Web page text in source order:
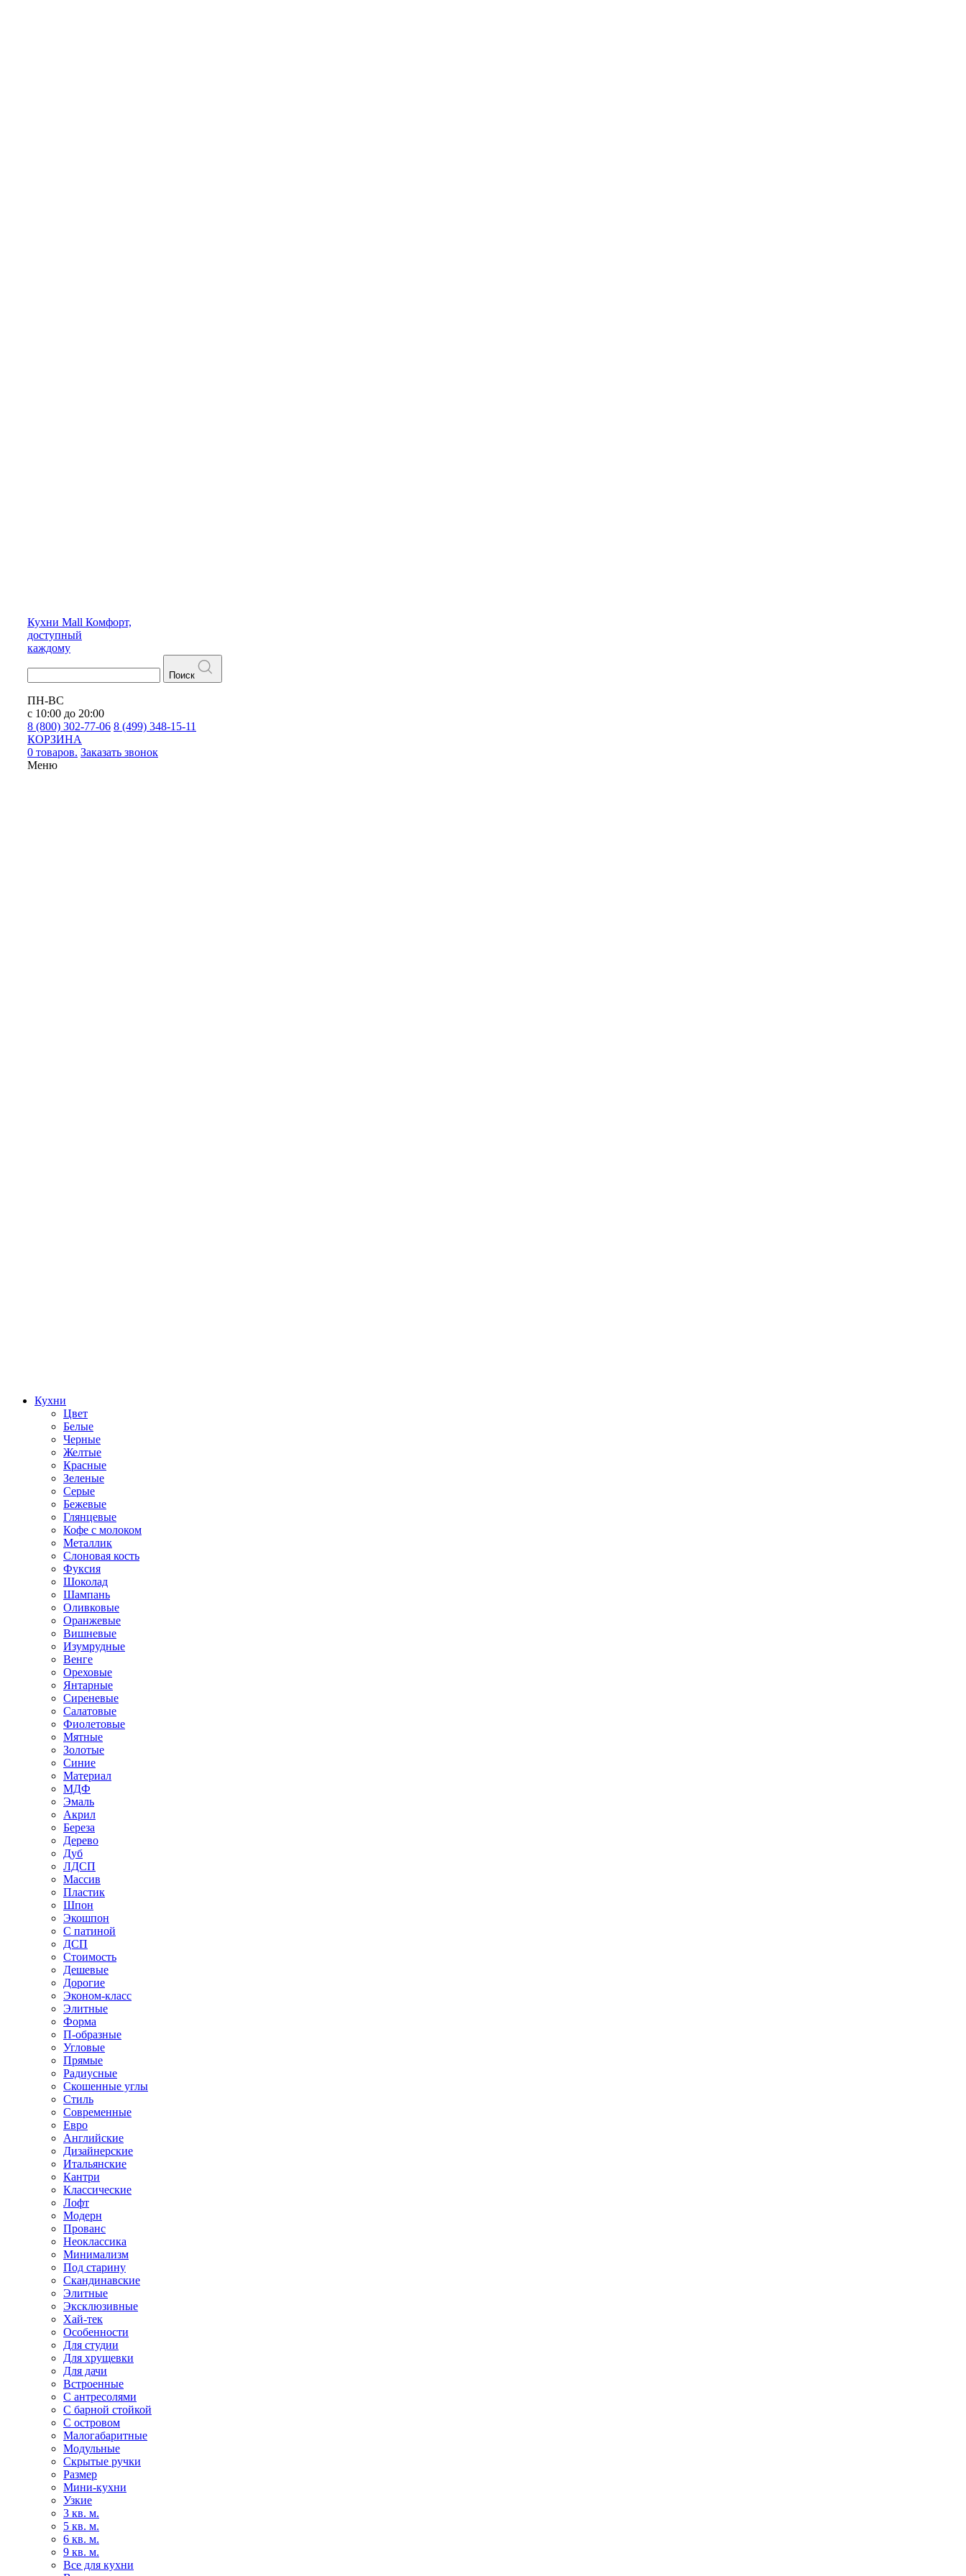
Кухни Mall Комфорт,
доступный
каждому
Поиск
ПН-ВС
с 10:00 до 20:00
8 (800) 302-77-06 8 (499) 348-15-11
КОРЗИНА
0 товаров. Заказать звонок
Меню
Кухни
Цвет
Белые
Черные
Желтые
Красные
Зеленые
Серые
Бежевые
Глянцевые
Кофе с молоком
Металлик
Слоновая кость
Фуксия
Шоколад
Шампань
Оливковые
Оранжевые
Вишневые
Изумрудные
Венге
Ореховые
Янтарные
Сиреневые
Салатовые
Фиолетовые
Мятные
Золотые
Синие
Материал
МДФ
Эмаль
Акрил
Береза
Дерево
Дуб
ЛДСП
Массив
Пластик
Шпон
Экошпон
С патиной
ДСП
Стоимость
Дешевые
Дорогие
Эконом-класс
Элитные
Форма
П-образные
Угловые
Прямые
Радиусные
Скошенные углы
Стиль
Современные
Евро
Английские
Дизайнерские
Итальянские
Кантри
Классические
Лофт
Модерн
Прованс
Неоклассика
Минимализм
Под старину
Скандинавские
Элитные
Эксклюзивные
Хай-тек
Особенности
Для студии
Для хрущевки
Для дачи
Встроенные
С антресолями
С барной стойкой
С островом
Малогабаритные
Модульные
Скрытые ручки
Размер
Мини-кухни
Узкие
3 кв. м.
5 кв. м.
6 кв. м.
9 кв. м.
Все для кухни